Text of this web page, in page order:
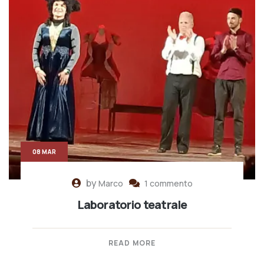
byMarco 1 commento
Laboratorio teatrale
READ MORE
08 MAR